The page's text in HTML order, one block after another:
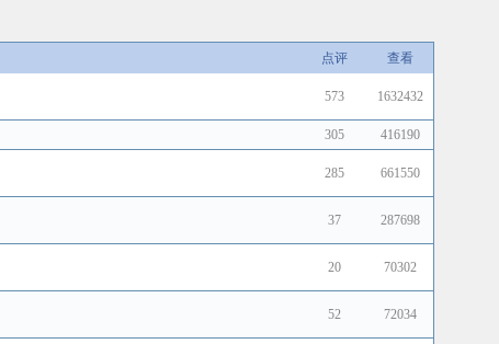
点评 查看
573 1632432
305 416190
285 661550
37 287698
20 70302
52 72034